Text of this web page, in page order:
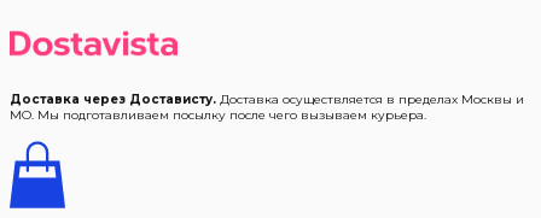
Доставка через Достависту. Доставка осуществляется в пределах Москвы и
МО. Мы подготавливаем посылку после чего вызываем курьера.